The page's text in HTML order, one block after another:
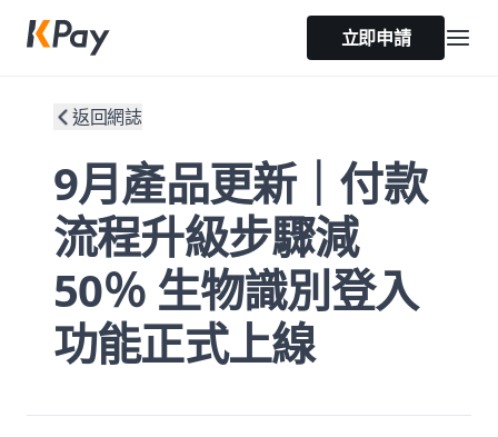
立即申請
返回網誌
9月產品更新｜付款
流程升級步驟減
50％ 生物識別登入
功能正式上線